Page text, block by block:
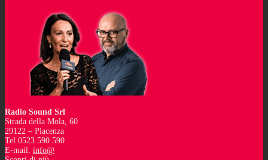
Radio Sound Srl
Strada della Mola, 60
29122 – Piacenza
Tel 0523 590 590
E-mail: info@